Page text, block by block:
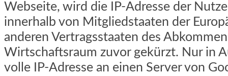
Webseite, wird die IP-Adresse der
innerhalb von Mitgliedstaaten der
anderen Vertragsstaaten des
Wirtschaftsraum zuvor gekürzt. Nur in
volle IP-Adresse an einen Server von